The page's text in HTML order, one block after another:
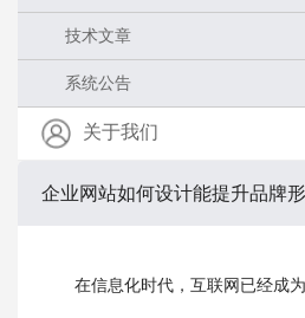
技术文章
系统公告
关于我们
企业网站如何设计能提升品牌
在信息化时代，互联网已经成